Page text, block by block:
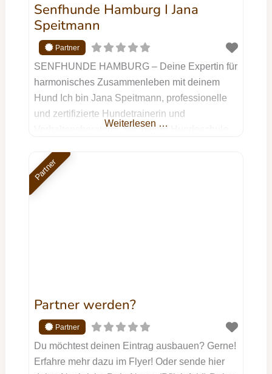
Senfhunde Hamburg I Jana
Speitmann
SENFHUNDE HAMBURG – Deine Expertin für
harmonisches Zusammenleben mit deinem
Hund Ich bin Jana Speitmann, professionelle
und zertifizierte Hundetrainerin und
Verhaltensberaterin. Mit meiner Hundeschule
und deinen Hund dabei, ein harmonisches
Miteinander zu erreichen – egal, ob du einen
Tierschutzhund hast, Unterstützung bei
Weiterlesen …
Partner
Partner werden?
Du möchtest deinen Eintrag ausbauen? Gerne!
Erfahre mehr dazu im Flyer! Oder sende hier